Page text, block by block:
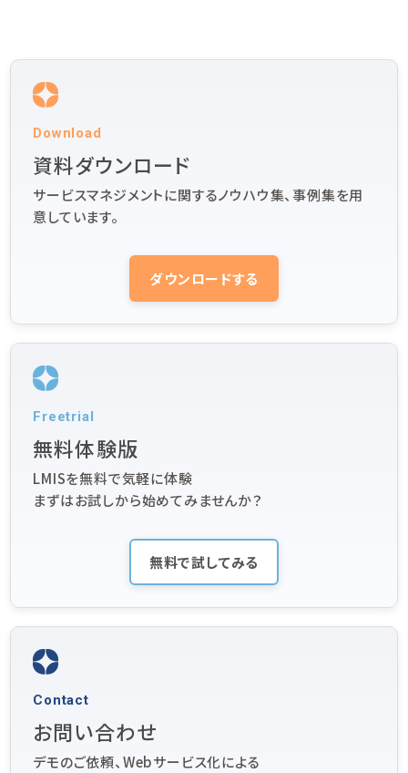
Download
資料ダウンロード
サービスマネジメントに関するノウハウ集、事例集を用
意しています。
ダウンロードする
Freetrial
無料体験版
LMISを無料で気軽に体験
まずはお試しから始めてみませんか？
無料で試してみる
Contact
お問い合わせ
デモのご依頼、Webサービス化による